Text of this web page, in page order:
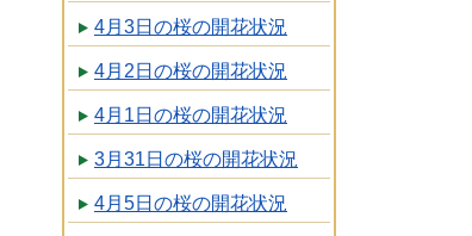
4月3日の桜の開花状況
4月2日の桜の開花状況
4月1日の桜の開花状況
3月31日の桜の開花状況
4月5日の桜の開花状況